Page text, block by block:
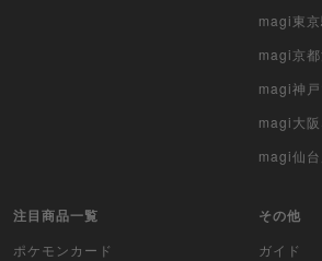
カードファイト!! ヴァンガード
WCCF
magi東
magi京
magi神
magi大
magi仙
注目商品一覧
ポケモンカード
その他
ガイド